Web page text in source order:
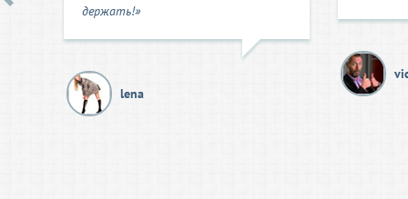
держать!»
lena